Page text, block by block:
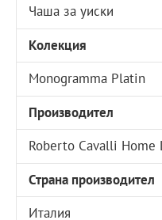
Чаша за уиски
Колекция
Monogramma Platin
Производител
Roberto Cavalli Home
Страна производител
Италия